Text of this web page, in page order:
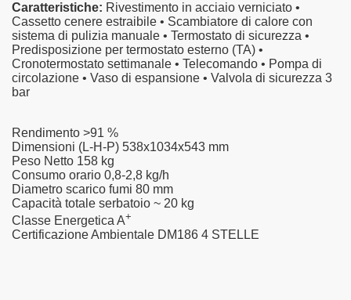
Caratteristiche: Rivestimento in acciaio verniciato •
Cassetto cenere estraibile • Scambiatore di calore con
sistema di pulizia manuale • Termostato di sicurezza •
Predisposizione per termostato esterno (TA) •
Cronotermostato settimanale • Telecomando • Pompa di
circolazione • Vaso di espansione • Valvola di sicurezza 3
bar
Rendimento >91 %
Dimensioni (L-H-P) 538x1034x543 mm
Peso Netto 158 kg
Consumo orario 0,8-2,8 kg/h
Diametro scarico fumi 80 mm
Capacità totale serbatoio ~ 20 kg
Classe Energetica A+
Certificazione Ambientale DM186 4 STELLE